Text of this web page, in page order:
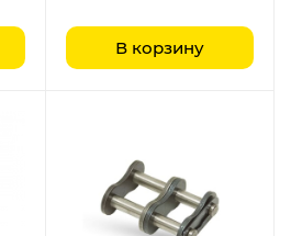
В корзину